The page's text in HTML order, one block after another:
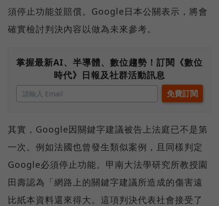
須停止功能並賠償。Google日本公關表示，將會
確實檢討判決內容以做為未來參考。
掌握最新AI、半導體、數位趨勢！訂閱《數位
時代》日報及社群活動訊息
其實，Google因關鍵字建議被告上法庭已不是第
一次。例如法國也曾發生類似案例，且同樣判定
Google必須停止功能。甲南大法學研究所教授園
田壽認為「網路上的關鍵字建議所造成的傷害遠
比紙本資料還來得大。這項判決代表社會接受了